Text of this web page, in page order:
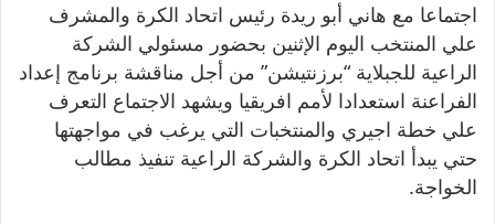
اجتماعا مع هاني أبو ريدة رئيس اتحاد الكرة والمشرف
علي المنتخب اليوم الإثنين بحضور مسئولي الشركة
الراعية للجبلاية “برزنتيشن” من أجل مناقشة برنامج إعداد
الفراعنة استعدادا لأمم افريقيا ويشهد الاجتماع التعرف
علي خطة اجيري والمنتخبات التي يرغب في مواجهتها
حتي يبدأ اتحاد الكرة والشركة الراعية تنفيذ مطالب
الخواجة.